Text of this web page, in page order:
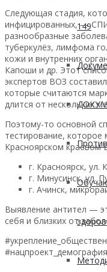
149
Следующая стадия,
инфицированных, —
разнообразные
туберкулёз, лимфома
кожи и внутренних
Капоши и др. Этот
экспертов ВОЗ
которые считаются
длится от нескольких
Поэтому-то основной
тестирование,
Красноярском краевом
г. Красноярск, ул.
г. Минусинск, ул.
г. Ачинск,
Выявление антител —
себя и близких от
#нацпроект_демография